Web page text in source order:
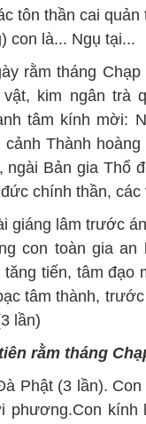
tôn thần cai quản
con là... Ngụ tại...
rằm tháng
kim ngân trà
tâm kính mời:
cảnh Thành
ngài Bản gia Thổ
chính thần,
giáng lâm trước
con toàn gia
tăng tiến, tâm
tâm thành,
lần)
rằm tháng
Phật (3 lần).
phương.Con kính